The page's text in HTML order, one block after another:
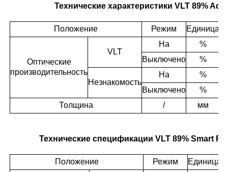
Технические характеристики VLT 89%
Положение Режим Единица
Оптические
производительность
VLT
На
%
Выключено
%
Незнакомость
На
%
Выключено
%
Толщина
/ мм
Технические спецификации VLT 89% Smart
Положение Режим Единица